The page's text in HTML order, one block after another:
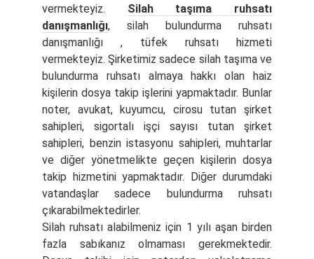
vermekteyiz. Silah taşıma ruhsatı
danışmanlığı, silah bulundurma ruhsatı
danışmanlığı , tüfek ruhsatı hizmeti
vermekteyiz. Şirketimiz sadece silah taşıma ve
bulundurma ruhsatı almaya hakkı olan haiz
kişilerin dosya takip işlerini yapmaktadır. Bunlar
noter, avukat, kuyumcu, cirosu tutan şirket
sahipleri, sigortalı işçi sayısı tutan şirket
sahipleri, benzin istasyonu sahipleri, muhtarlar
ve diğer yönetmelikte geçen kişilerin dosya
takip hizmetini yapmaktadır. Diğer durumdaki
vatandaşlar sadece bulundurma ruhsatı
çıkarabilmektedirler.
Silah ruhsatı alabilmeniz için 1 yılı aşan birden
fazla sabıkanız olmaması gerekmektedir.